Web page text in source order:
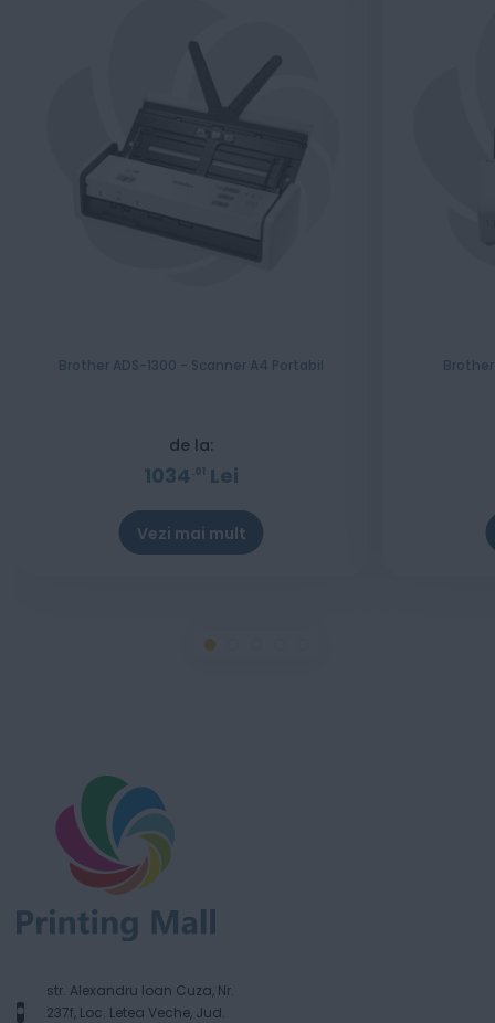
Brother ADS-1300 - Scanner A4 Portabil
de la:
1034 01 Lei
Vezi mai mult
Stoc epuizat
str. Alexandru Ioan Cuza, Nr.
237f, Loc. Letea Veche, Jud.